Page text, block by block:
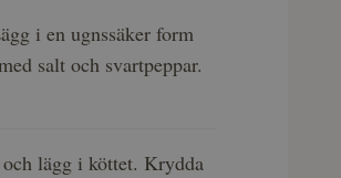
i en ugnssäker form
salt och svartpeppar.
lägg i köttet. Krydda